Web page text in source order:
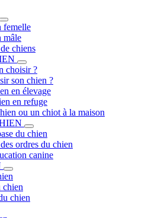
femelle
mâle
chiens
choisir ?
son chien ?
en élevage
en refuge
ou un chiot à la maison
du chien
ordres du chien
canine
chien
chien